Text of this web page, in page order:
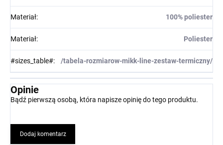
Materiał: 100% poliester
Materiał: Poliester
#sizes_table#: /tabela-rozmiarow-mikk-line-zestaw-termiczny/
Opinie
Bądź pierwszą osobą, która napisze opinię do tego produktu.
Dodaj komentarz